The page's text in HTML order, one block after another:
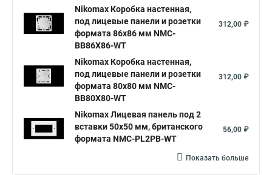
Nikomax Коробка настенная,
под лицевые панели и розетки
формата 86х86 мм NMC-
BB86X86-WT
312,00 ₽
Nikomax Коробка настенная,
под лицевые панели и розетки
формата 80х80 мм NMC-
BB80X80-WT
312,00 ₽
Nikomax Лицевая панель под 2
вставки 50х50 мм, британского
формата NMC-PL2PB-WT
56,00 ₽
Показать больше